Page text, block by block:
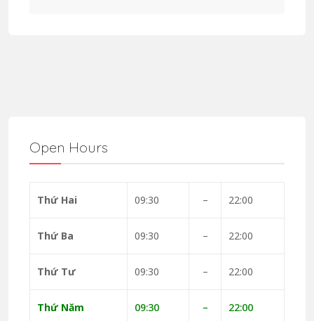
Open Hours
Thứ Hai 09:30 – 22:00
Thứ Ba 09:30 – 22:00
Thứ Tư 09:30 – 22:00
Thứ Năm 09:30 – 22:00